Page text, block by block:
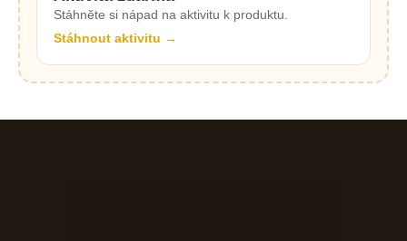
Stáhněte si nápad na aktivitu k produktu.
Stáhnout aktivitu →